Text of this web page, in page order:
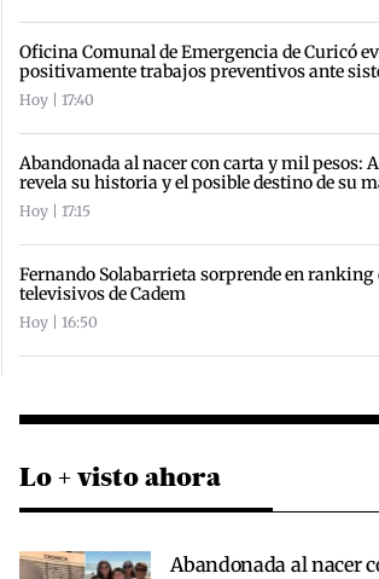
Oficina Comunal de Emergencia de Curicó
positivamente trabajos preventivos ante
Hoy | 17:40
Abandonada al nacer con carta y mil pesos:
revela su historia y el posible destino de su
Hoy | 17:15
Fernando Solabarrieta sorprende en ranking
televisivos de Cadem
Hoy | 16:50
Lo + visto ahora
Abandonada al nacer